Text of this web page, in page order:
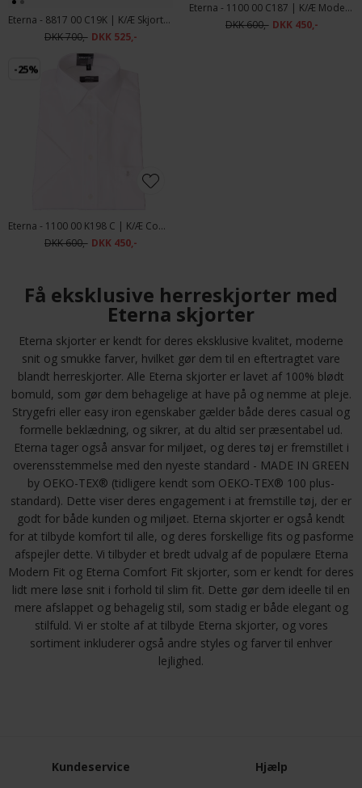
Eterna - 8817 00 C19K | K/Æ Skjorte HVID
DKK 700,- DKK 525,-
Eterna - 1100 00 C187 | K/Æ Modern fit Skjorte Hvid
DKK 600,- DKK 450,-
-25%
Eterna - 1100 00 K198 C | K/Æ Comfort Fit Skjorte Hvid
DKK 600,- DKK 450,-
Få eksklusive herreskjorter med
Eterna skjorter
Eterna skjorter er kendt for deres eksklusive kvalitet, moderne
snit og smukke farver, hvilket gør dem til en eftertragtet vare
blandt herreskjorter. Alle Eterna skjorter er lavet af 100% blødt
bomuld, som gør dem behagelige at have på og nemme at pleje.
Strygefri eller easy iron egenskaber gælder både deres casual og
formelle beklædning, og sikrer, at du altid ser præsentabel ud.
Eterna tager også ansvar for miljøet, og deres tøj er fremstillet i
overensstemmelse med den nyeste standard - MADE IN GREEN
by OEKO-TEX® (tidligere kendt som OEKO-TEX® 100 plus-
standard). Dette viser deres engagement i at fremstille tøj, der er
godt for både kunden og miljøet. Eterna skjorter er også kendt
for at tilbyde komfort til alle, og deres forskellige fits og pasforme
afspejler dette. Vi tilbyder et bredt udvalg af de populære Eterna
Modern Fit og Eterna Comfort Fit skjorter, som er kendt for deres
lidt mere løse snit i forhold til slim fit. Dette gør dem ideelle til en
mere afslappet og behagelig stil, som stadig er både elegant og
stilfuld. Vi er stolte af at tilbyde Eterna skjorter, og vores
sortiment inkluderer også andre styles og farver til enhver
lejlighed.
Kundeservice Hjælp